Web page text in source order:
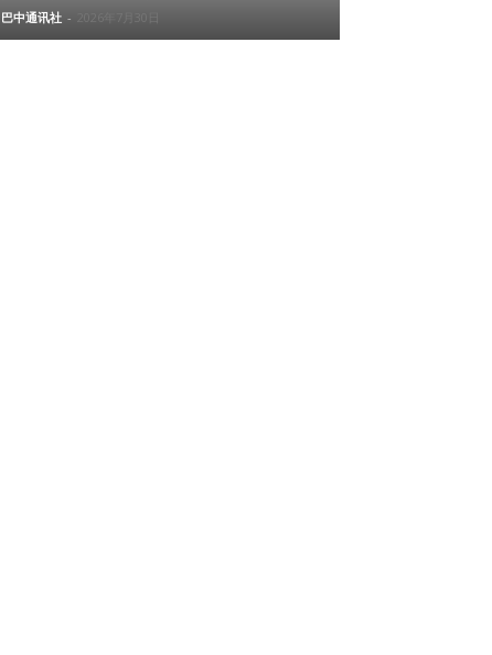
巴中通讯社 - 2026年7月30日